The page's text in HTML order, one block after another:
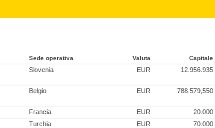
Sede operativa Valuta Capitale
Slovenia EUR 12.956.935
Belgio EUR 788.579,550
Francia EUR 20.000
Turchia EUR 70.000